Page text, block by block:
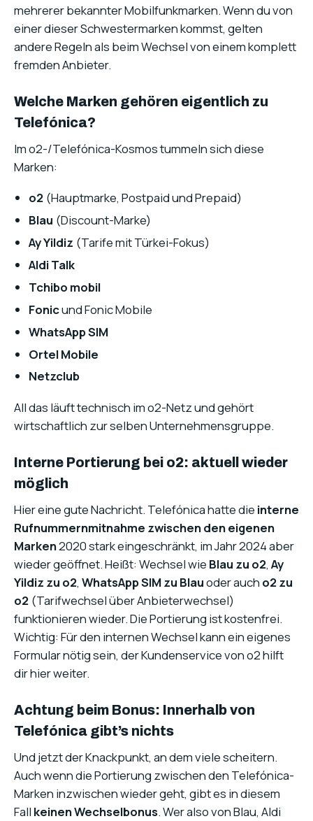
mehrerer bekannter Mobilfunkmarken. Wenn du von
einer dieser Schwestermarken kommst, gelten
andere Regeln als beim Wechsel von einem komplett
fremden Anbieter.
Welche Marken gehören eigentlich zu
Telefónica?
Im o2-/Telefónica-Kosmos tummeln sich diese
Marken:
o2 (Hauptmarke, Postpaid und Prepaid)
Blau (Discount-Marke)
Ay Yildiz (Tarife mit Türkei-Fokus)
Aldi Talk
Tchibo mobil
Fonicund Fonic Mobile
WhatsApp SIM
Ortel Mobile
Netzclub
All das läuft technisch im o2-Netz und gehört
wirtschaftlich zur selben Unternehmensgruppe.
Interne Portierung bei o2: aktuell wieder
möglich
Hier eine gute Nachricht. Telefónica hatte die interne
Rufnummernmitnahme zwischen den eigenen
Marken2020 stark eingeschränkt, im Jahr 2024 aber
wieder geöffnet. Heißt: Wechsel wie Blau zu o2, Ay
Yildiz zu o2, WhatsApp SIM zu Blauoder auch o2 zu
o2 (Tarifwechsel über Anbieterwechsel)
funktionieren wieder. Die Portierung ist kostenfrei.
Wichtig: Für den internen Wechsel kann ein eigenes
Formular nötig sein, der Kundenservice von o2 hilft
dir hier weiter.
Achtung beim Bonus: Innerhalb von
Telefónica gibt’s nichts
Und jetzt der Knackpunkt, an dem viele scheitern.
Auch wenn die Portierung zwischen den Telefónica-
Marken inzwischen wieder geht, gibt es in diesem
Fall keinen Wechselbonus. Wer also von Blau, Aldi